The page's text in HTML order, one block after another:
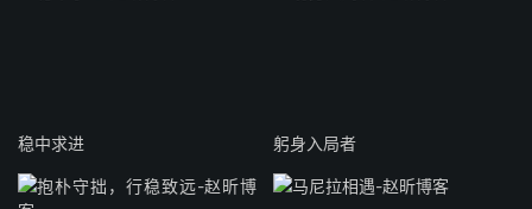
稳中求进 躬身入局者